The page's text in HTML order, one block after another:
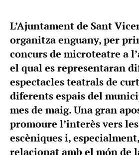
L’Ajuntament de Sant
organitza enguany, per
concurs de microteatre a
el qual es representaran
espectacles teatrals de
diferents espais del
mes de maig. Una gran
promoure l’interès vers
escèniques i,
relacionat amb el món de